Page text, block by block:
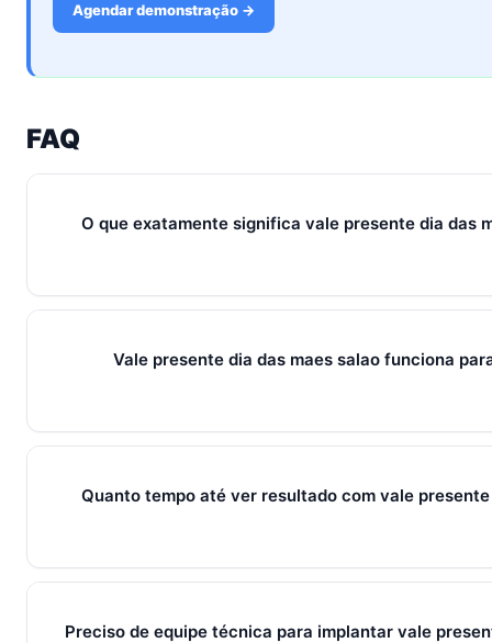
Agendar demonstração →
FAQ
O que exatamente significa vale presente dia das
Em 2026, vale presente dia das maes salao representa o
venda em um fluxo único. Em PMEs brasileiras, gira sempre
Vale presente dia das maes salao funciona
Sim — e quanto antes melhor. Implantar vale presente dia
com 7 dias grátis sem cartão.
Quanto tempo até ver resultado com vale
Métricas de processo (tempo de resposta, follow-up)
Preciso de equipe técnica para implantar vale